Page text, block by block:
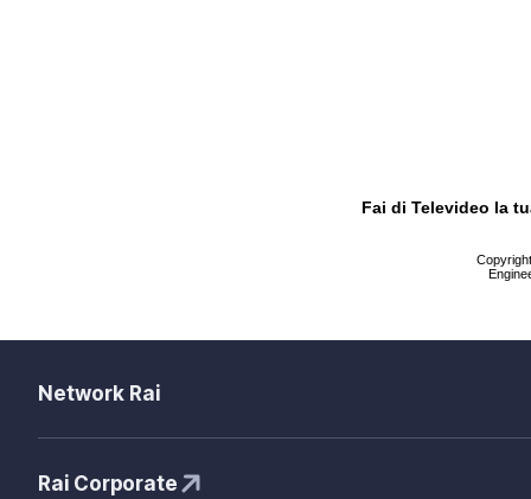
Fai di Televideo la